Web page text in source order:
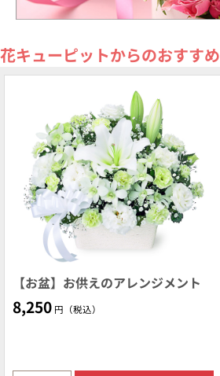
花キューピットからのおすすめ
【お盆】お供えのアレンジメント
8,250 円（税込）